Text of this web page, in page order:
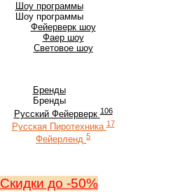
Шоу программы
Шоу программы
Фейерверк шоу
Фаер шоу
Световое шоу
Бренды
Бренды
Русский Фейерверк 106
Русская Пиротехника 17
Фейерленд 5
Скидки до -50%